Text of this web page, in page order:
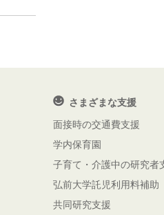
さまざまな支援
面接時の交通費支援
学内保育園
子育て・介護中の研究者
弘前大学託児利用料補助
共同研究支援